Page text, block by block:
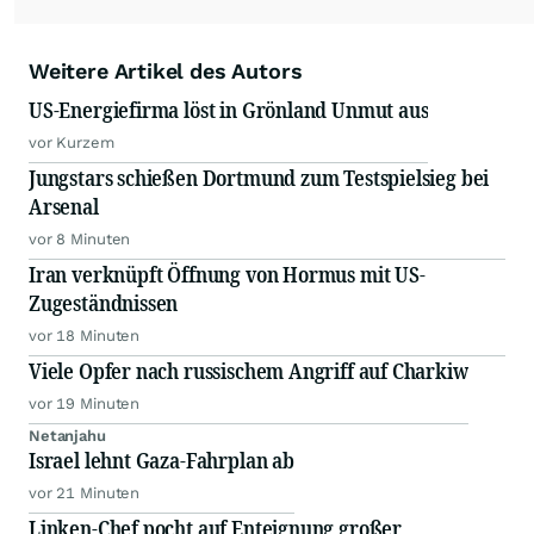
Weitere Artikel des Autors
US-Energiefirma löst in Grönland Unmut aus
vor Kurzem
Jungstars schießen Dortmund zum Testspielsieg bei
Arsenal
vor 8 Minuten
Iran verknüpft Öffnung von Hormus mit US-
Zugeständnissen
vor 18 Minuten
Viele Opfer nach russischem Angriff auf Charkiw
vor 19 Minuten
Netanjahu
Israel lehnt Gaza-Fahrplan ab
vor 21 Minuten